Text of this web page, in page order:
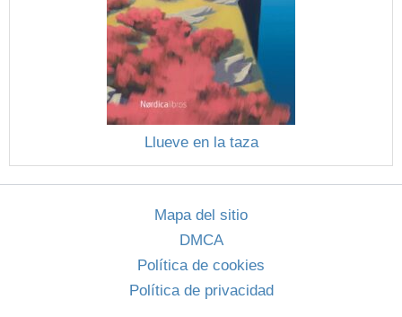
Llueve en la taza
Mapa del sitio
DMCA
Política de cookies
Política de privacidad